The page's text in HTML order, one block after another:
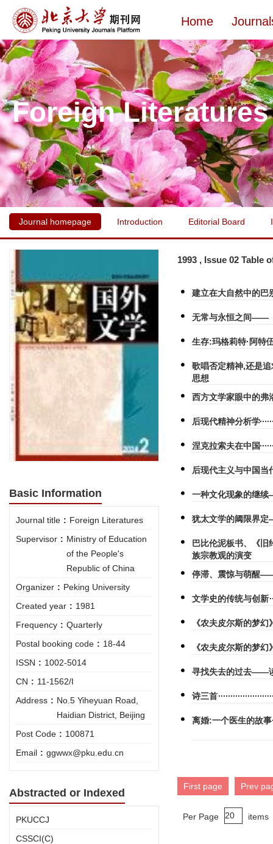
Home
Foreign Literatures
Journal homepage Introduction Editorial Board
Basic Information
Journal title : Foreign Literatures
Supervisor : Ministry of Education
of the People's
Republic of China
Organizer : Peking University
Created year : 1981
Frequency : Quarterly
Postal booking code : 18-44
ISSN : 1002-5014
CN : 11-1562/I
Address : No.5 Yiheyuan Road,
Haidian District, Beijing
Post Code : 100871
Email : ggwwx@pku.edu.cn
Abstracted or Indexed
PKUCCJ
CSSCI(C)
1993 , Issue 02 Table
建立在大自然中的
无常与永恒之间——
生存:玛格莉特·阿特
歌唱否定精神,还是
思想
西方文学家眼中的弗
后现代精神分析学
涅克拉索夫在中国
后现代主义与中国当
一种文化现象的继
犹太文学的阈限界
巴比伦泥板书、《
族宗教观的演变
停滞、震惊与萌醒
文学史的传统与创新
《农夫皮尔斯的梦幻
《农夫皮尔斯的梦
寻找失去的过去——
诗三首
离婚:一个医生的故事
First page Prev
Per Page items